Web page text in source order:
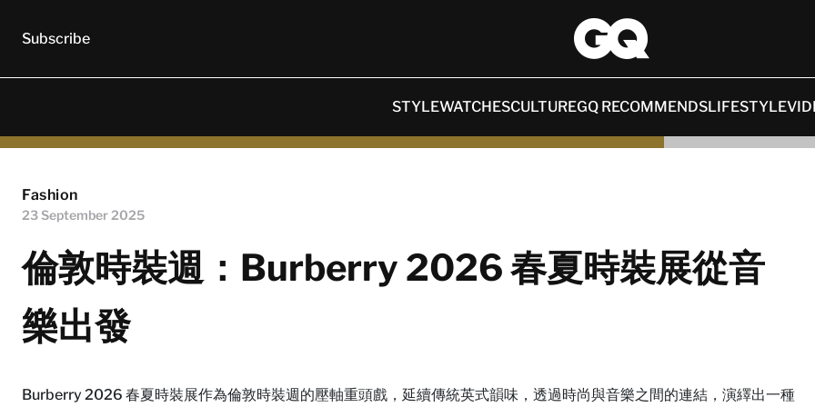
Subscribe
STYLEWATCHESCULTUREGQ RECOMMENDSLIFESTYLE
Fashion
23 September 2025
倫敦時裝週：Burberry 2026 春夏時裝展從音
樂出發
Burberry 2026 春夏時裝展作為倫敦時裝週的壓軸重頭戲，延續傳統英式韻味，透過時尚與音樂之間的連結，演繹出一種